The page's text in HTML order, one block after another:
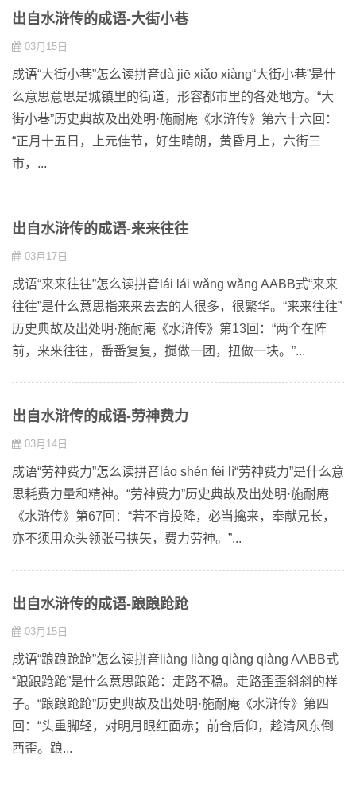
出自水浒传的成语-大街小巷
03月15日
成语“大街小巷”怎么读拼音dà jiē xiǎo xiàng“大街小巷”是什
么意思意思是城镇里的街道，形容都市里的各处地方。“大
街小巷”历史典故及出处明·施耐庵《水浒传》第六十六回：
“正月十五日，上元佳节，好生晴朗，黄昏月上，六街三
市，...
出自水浒传的成语-来来往往
03月17日
成语“来来往往”怎么读拼音lái lái wǎng wǎng AABB式“来来
往往”是什么意思指来来去去的人很多，很繁华。“来来往往”
历史典故及出处明·施耐庵《水浒传》第13回：“两个在阵
前，来来往往，番番复复，搅做一团，扭做一块。”...
出自水浒传的成语-劳神费力
03月14日
成语“劳神费力”怎么读拼音láo shén fèi lì“劳神费力”是什么意
思耗费力量和精神。“劳神费力”历史典故及出处明·施耐庵
《水浒传》第67回：“若不肯投降，必当擒来，奉献兄长，
亦不须用众头领张弓挟矢，费力劳神。”...
出自水浒传的成语-踉踉跄跄
03月15日
成语“踉踉跄跄”怎么读拼音liàng liàng qiàng qiàng AABB式
“踉踉跄跄”是什么意思踉跄：走路不稳。走路歪歪斜斜的样
子。“踉踉跄跄”历史典故及出处明·施耐庵《水浒传》第四
回：“头重脚轻，对明月眼红面赤；前合后仰，趁清风东倒
西歪。踉...